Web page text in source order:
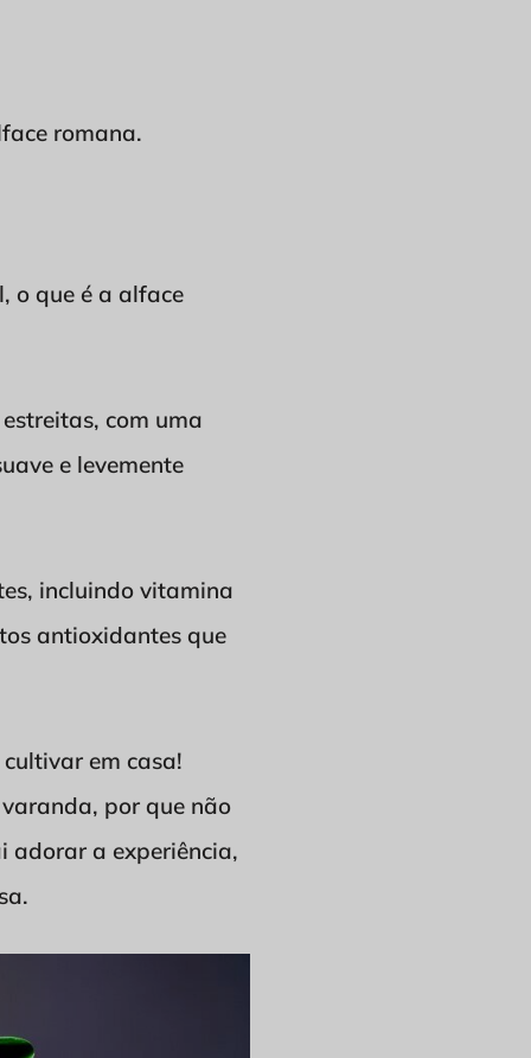
romana.
o que é a alface
com uma
e levemente
incluindo vitamina
antioxidantes que
em casa!
por que não
adorar a experiência,